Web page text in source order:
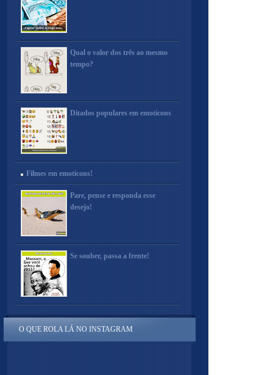
Qual o valor dos três ao mesmo
tempo?
Ditados populares em emoticons
Filmes em emoticons!
Pare, pense e responda esse
desejo!
Se souber, passa a frente!
O QUE ROLA LÁ NO INSTAGRAM